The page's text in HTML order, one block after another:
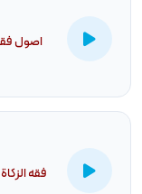
اصول
فقه الزكاة